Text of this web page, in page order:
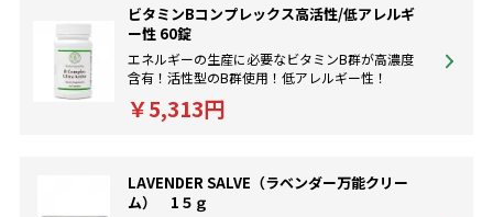
ビタミンBコンプレックス高活性/低アレルギ
ー性 60錠
エネルギーの生産に必要なビタミンB群が高濃度
含有！活性型のB群使用！低アレルギー性！
￥5,313円
LAVENDER SALVE（ラベンダー万能クリー
ム） 1５ｇ